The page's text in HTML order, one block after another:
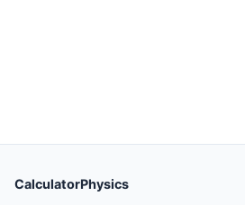
CalculatorPhysics